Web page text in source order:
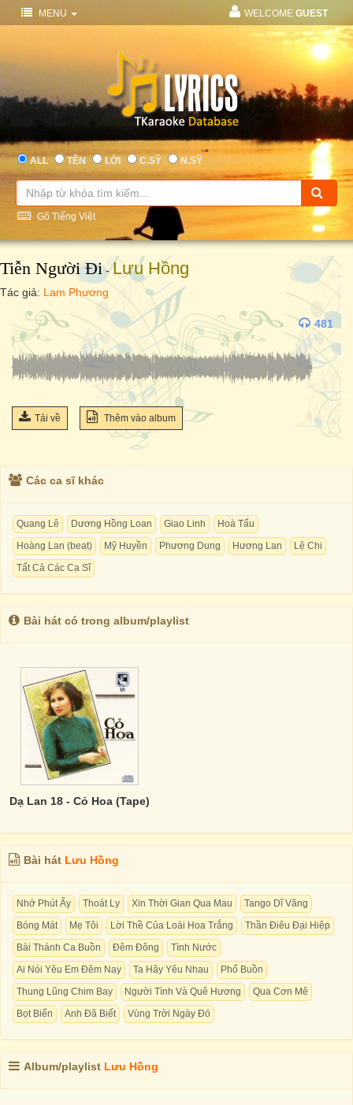
MENU WELCOME GUEST
ALL TÊN LỜI C.SỸ N.SỸ
Gõ Tiếng Việt
Tiễn Người Đi-Lưu Hồng
Tác giả: Lam Phương
481
Tải về Thêm vào album
Các ca sĩ khác
Quang Lê Dương Hồng Loan Giao Linh
Hoà Tấu
Hoàng Lan (beat)
Mỹ Huyền Phương Dung Hương Lan
Lệ Chi
Tất Cả Các Ca Sĩ
Bài hát có trong album/playlist
Dạ Lan 18 - Cỏ Hoa (Tape)
Bài hát Lưu Hồng
Nhớ Phút Ấy Thoát Ly Xin Thời Gian Qua Mau
Tango Dĩ Vãng
Bóng Mát
Mẹ Tôi Lời Thề Của Loài Hoa Trắng
Thần Điêu Đại Hiệp
Bài Thánh Ca Buồn
Đêm Đông
Tình Nước
Ai Nói Yêu Em Đêm Nay
Ta Hãy Yêu Nhau
Phố Buồn
Thung Lũng Chim Bay
Người Tình Và Quê Hương
Qua Cơn Mê
Bọt Biển
Anh Đã Biết Vùng Trời Ngày Đó
Album/playlist Lưu Hồng